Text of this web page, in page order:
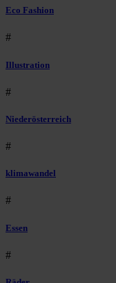
Eco Fashion
#
Illustration
#
Niederösterreich
#
klimawandel
#
Essen
#